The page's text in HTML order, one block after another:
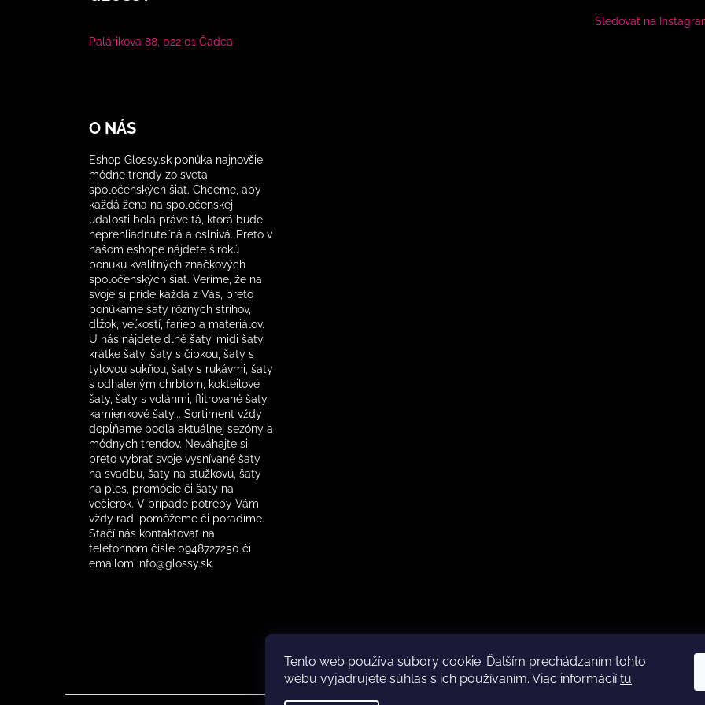
Tento web používa súbory cookie. Ďalším prechádzaním tohto
webu vyjadrujete súhlas s ich používaním. Viac informáciítu.
Palárikova 88, 022 01 Čadca
Sledovať na
O NÁS
Eshop Glossy.sk ponúka najnovšie
módne trendy zo sveta
spoločenských šiat. Chceme, aby
každá žena na spoločenskej
udalosti bola práve tá, ktorá bude
neprehliadnuteľná a oslnivá. Preto v
našom eshope nájdete širokú
ponuku kvalitných značkových
spoločenských šiat. Veríme, že na
svoje si príde každá z Vás, preto
ponúkame šaty rôznych strihov,
dĺžok, veľkostí, farieb a materiálov.
U nás nájdete dlhé šaty, midi šaty,
krátke šaty, šaty s čipkou, šaty s
tylovou sukňou, šaty s rukávmi, šaty
s odhaleným chrbtom, kokteilové
šaty, šaty s volánmi, flitrované šaty,
kamienkové šaty... Sortiment vždy
dopĺňame podľa aktuálnej sezóny a
módnych trendov. Neváhajte si
preto vybrať svoje vysnívané šaty
na svadbu, šaty na stužkovú, šaty
na ples, promócie či šaty na
večierok. V prípade potreby Vám
vždy radi pomôžeme či poradíme.
Stačí nás kontaktovať na
telefónnom čísle 0948727250 či
emailom info@glossy.sk.
Kamenná predajňa otváracia doba CZ